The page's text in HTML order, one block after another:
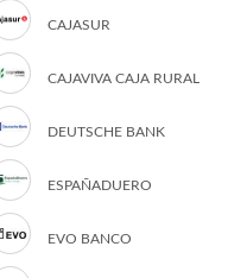
CAJASUR
CAJAVIVA CAJA RURAL
DEUTSCHE BANK
ESPAÑADUERO
EVO BANCO